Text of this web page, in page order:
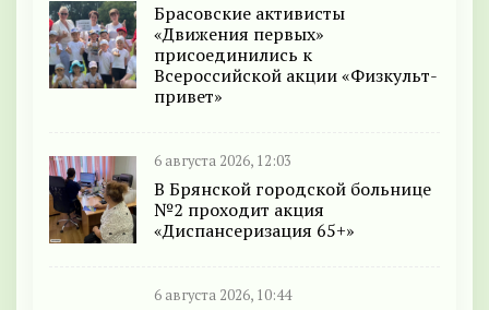
Брасовские активисты
«Движения первых»
присоединились к
Всероссийской акции «Физкульт-
привет»
6 августа 2026, 12:03
В Брянской городской больнице
№2 проходит акция
«Диспансеризация 65+»
6 августа 2026, 10:44